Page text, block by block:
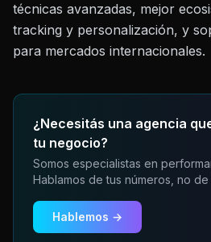
técnicas avanzadas, mejor
tracking y personalización, y
para mercados internacionales.
¿Necesitás una agencia
tu negocio?
Somos especialistas en
Hablamos de tus números, no
Hablemos →